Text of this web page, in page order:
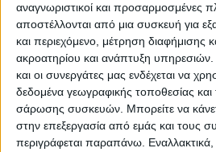
αναγνωριστικοί και προσαρμοσμένες
αποστέλλονται από μια συσκευή για
και περιεχόμενο, μέτρηση διαφήμισης
ακροατηρίου και ανάπτυξη υπηρεσιών.
και οι συνεργάτες μας ενδέχεται να
δεδομένα γεωγραφικής τοποθεσίας
σάρωσης συσκευών. Μπορείτε να
στην επεξεργασία από εμάς και τους
περιγράφεται παραπάνω.
Στόχος, όπως υπογράμμισε
πώς θα στηριχθεί ο
στρατηγική, η οποία θα
στρεβλώσεις του
αντιμετωπίζει με
αγροτικής παραγωγής.
Παρόντες στη συνάντηση